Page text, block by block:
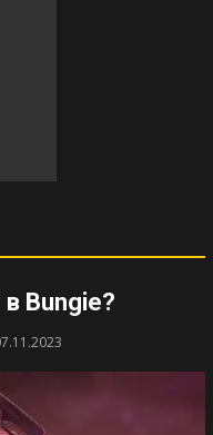
Bungie?